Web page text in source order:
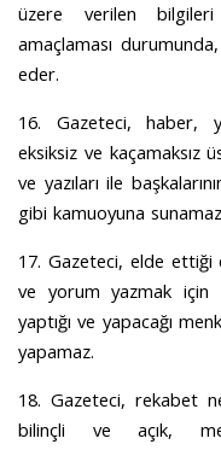
üzere verilen bilgileri
amaçlaması
eder.
16. Gazeteci, haber,
eksiksiz ve kaçamaksız
ve yazıları ile
gibi kamuoyuna
17. Gazeteci, elde ettiği
ve yorum yazmak için
yaptığı ve yapacağı
yapamaz.
18. Gazeteci, rekabet
bilinçli ve açık,